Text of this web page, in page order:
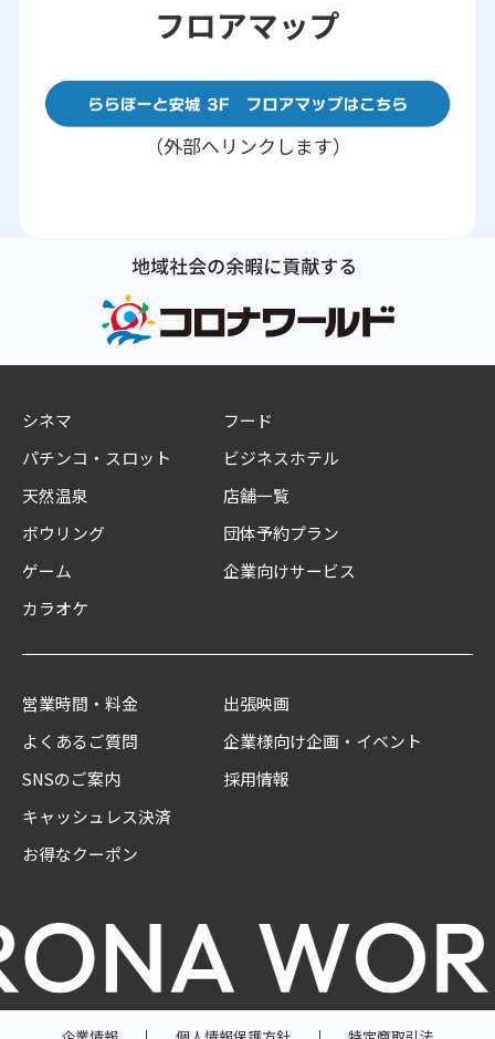
フロアマップ
（外部へリンクします）
シネマ
パチンコ・スロット
天然温泉
ボウリング
ゲーム
カラオケ
フード
ビジネスホテル
店舗一覧
団体予約プラン
企業向けサービス
営業時間・料金
よくあるご質問
SNSのご案内
キャッシュレス決済
お得なクーポン
出張映画
企業様向け企画・イベント
採用情報